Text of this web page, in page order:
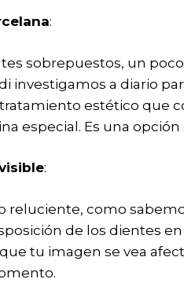
:
sobrepuestos, un
investigamos a diario
estético que
especial. Es una
:
reluciente, como
de los dientes
tu imagen se vea